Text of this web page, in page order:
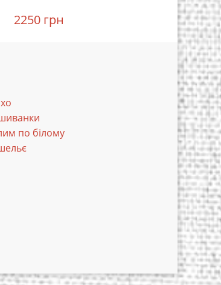
2250 грн 3420
по білому